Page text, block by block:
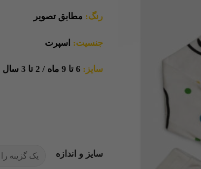
رنگ: مطابق تصویر
جنسیت: اسپرت
سایز:
سایز و اندازه